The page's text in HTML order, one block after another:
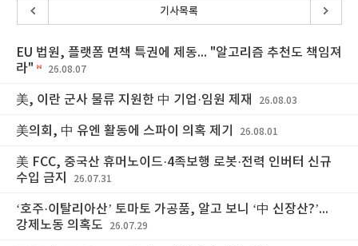
기사목록
EU 법원, 플랫폼 면책 특권에 제동... "알고리즘 추천도 책임져
라"
26.08.07
美, 이란 군사 물류 지원한 中 기업·임원 제재 26.08.03
美의회, 中 유엔 활동에 스파이 의혹 제기 26.08.01
美 FCC, 중국산 휴머노이드·4족보행 로봇·전력 인버터 신규
수입 금지
26.07.31
‘호주·이탈리아산’ 토마토 가공품, 알고 보니 ‘中 신장산?’...
강제노동 의혹도
26.07.29